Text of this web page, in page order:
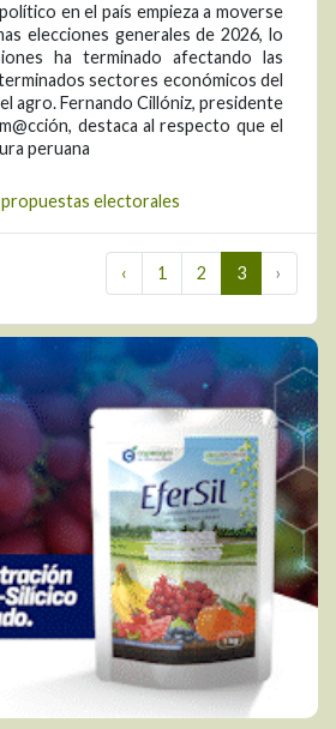
en el país empieza a moverse
elecciones generales de 2026, lo
ha terminado afectando las
sectores económicos del
agro. Fernando Cillóniz, presidente
destaca al respecto que el
peruana
propuestas electorales
‹ 1 2 3 ›